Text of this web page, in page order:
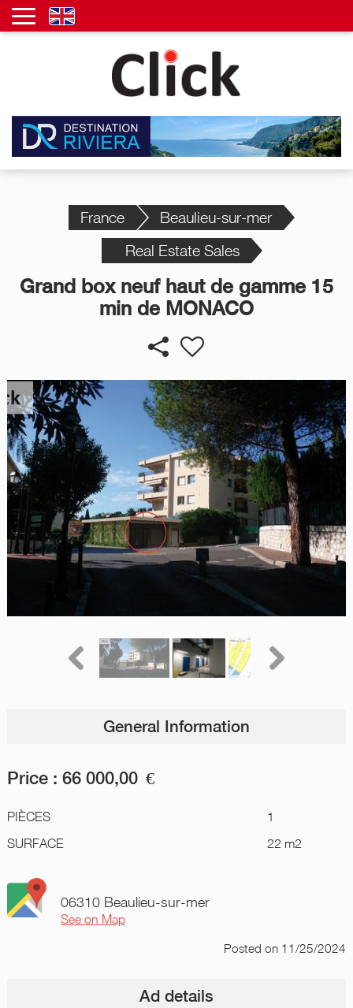
France
Beaulieu-sur-mer
Real Estate Sales
Grand box neuf haut de gamme 15
min de MONACO
General Information
Price : 66 000,00 €
PIÈCES
1
SURFACE
22 m2
06310 Beaulieu-sur-mer
See on Map
Postedon 11/25/2024
Ad details